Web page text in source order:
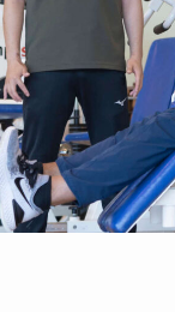
職員採用
モード